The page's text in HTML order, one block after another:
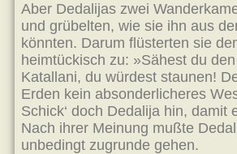
Aber Dedalijas zwei
und grübelten, wie sie ihn aus
könnten. Darum flüsterten sie
heimtückisch zu: »Sähest du
Katallani, du würdest staunen!
Erden kein absonderlicheres
Schick‘ doch Dedalija hin, damit
Nach ihrer Meinung mußte
unbedingt zugrunde gehen.